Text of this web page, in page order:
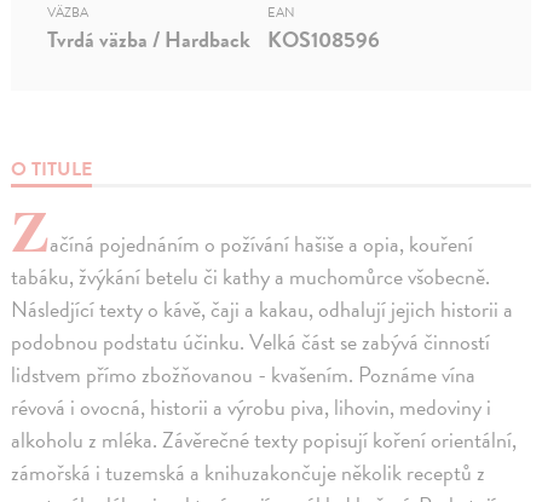
O TITULE
Začíná pojednáním o požívání hašiše a opia, kouření
tabáku, žvýkání betelu či kathy a muchomůrce všobecně.
Následjící texty o kávě, čaji a kakau, odhalují jejich historii a
podobnou podstatu účinku. Velká část se zabývá činností
lidstvem přímo zbožňovanou - kvašením. Poznáme vína
révová i ovocná, historii a výrobu piva, lihovin, medoviny i
alkoholu z mléka. Závěrečné texty popisují koření orientální,
zámořská i tuzemská a knihuzakončuje několik receptů z
VÄZBA
Tvrdá väzba / Hardback
EAN
KOS108596